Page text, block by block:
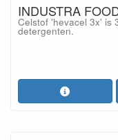
INDUSTRA
Celstof 'hevacel 3x' is
detergenten.